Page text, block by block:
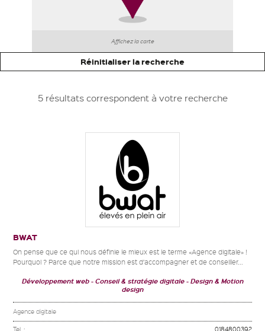
Affichez la carte
Réinitialiser la recherche
5 résultats correspondent à votre recherche
BWAT
On pense que ce qui nous définie le mieux est le terme «Agence digitale» !
Pourquoi ? Parce que notre mission est d’accompagner et de conseiller...
Développement web Conseil & stratégie digitale
Design & Motion
design
Agence digitale
Tel. : 0184800392